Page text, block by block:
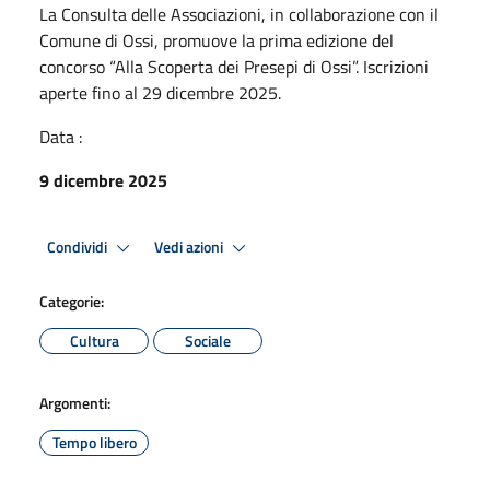
La Consulta delle Associazioni, in collaborazione con il
Comune di Ossi, promuove la prima edizione del
concorso “Alla Scoperta dei Presepi di Ossi”. Iscrizioni
aperte fino al 29 dicembre 2025.
Data :
9 dicembre 2025
Condividi Vedi azioni
Categorie:
Cultura
Sociale
Argomenti:
Tempo libero